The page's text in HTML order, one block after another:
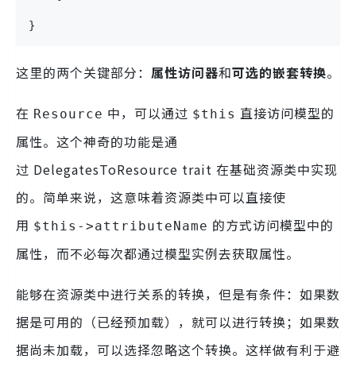
}
这里的两个关键部分： 属性访问器和可选的嵌套转换。
在 Resource 中，可以通过 $this 直接访问模型的
属性。这个神奇的功能是通
过 DelegatesToResource trait 在基础资源类中实现
的。简单来说，这意味着资源类中可以直接使
用 $this->attributeName 的方式访问模型中的
属性，而不必每次都通过模型实例去获取属性。
能够在资源类中进行关系的转换，但是有条件：如果数
据是可用的（已经预加载），就可以进行转换；如果数
据尚未加载，可以选择忽略这个转换。这样做有利于避